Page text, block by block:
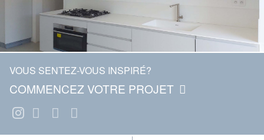
VOUS SENTEZ-VOUS INSPIRÉ?
COMMENCEZ VOTRE PROJET